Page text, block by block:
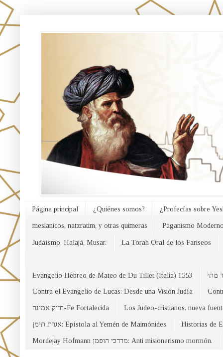
Página principal ¿Quiénes somos? ¿Profecías sobre
mesianicos, natzratim, y otras quimeras Paganismo
Judaísmo, Halajá, Musar. La Torah Oral de los Fariseos
Evangelio Hebreo de Mateo de Du Tillet (Italia) 1553
Contra el Evangelio de Lucas: Desde una Visión Judía
חזוק אמונה-Fe Fortalecida Los Judeo-cristianos, nueva
אגרת תימן: Epístola al Yemén de Maimónides Historias de
Mordejay Hofmann מרדכי הופמן: Anti misionerismo mormón.